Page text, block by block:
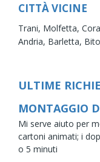
CITTÀ VICINE
Trani, Molfetta,
Andria, Barletta,
ULTIME
MONTAGGIO
Mi serve aiuto per
cartoni animati; i
o 5 minuti